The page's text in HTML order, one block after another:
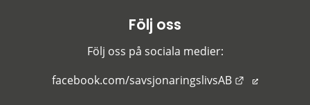
Följ oss
Följ oss på sociala medier:
facebook.com/savsjonaringslivsAB
Länk till